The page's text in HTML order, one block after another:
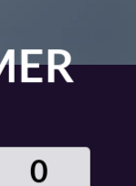
0